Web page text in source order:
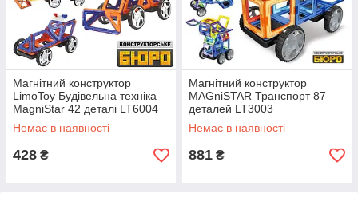
Магнітний конструктор
LimoToy Будівельна техніка
MagniStar 42 деталі LT6004
швидка відправка
Немає в наявності
428 ₴
Магнітний конструктор
MAGniSTAR Транспорт 87
деталей LT3003
Немає в наявності
881 ₴